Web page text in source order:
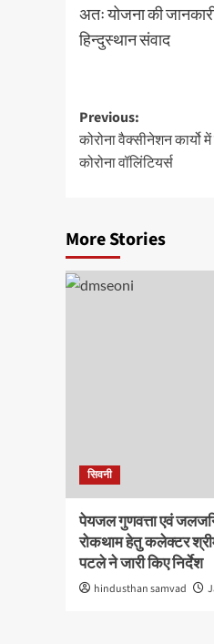
अतः योजना की
हिन्दुस्थान संवाद
Post
navigation
Previous:
कोरोना वैक्सीनेशन कार्यो
कोरोना वॉलिंटियर्स
More Stories
सिवनी
पेयजल गुणवत्ता एवं
रोकथाम हेतु कलेक्टर
पटले ने जारी किए निर्देश
hindusthan samvad